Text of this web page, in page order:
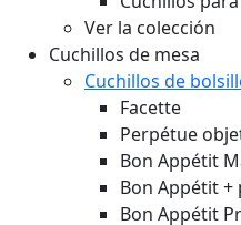
Ver la colección
Cuchillos de mesa
Cuchillos de
Facette
Perpétue
Bon Appétit
Bon Appétit +
Bon Appétit